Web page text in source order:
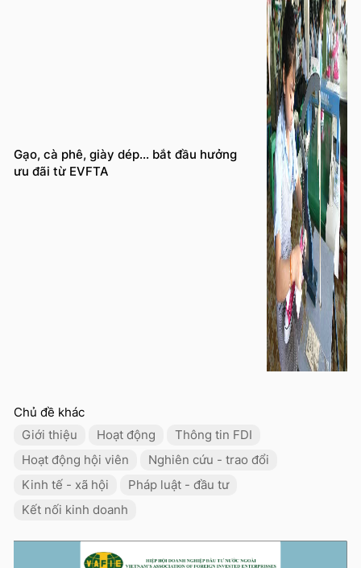
Gạo, cà phê, giày dép… bắt đầu hưởng
ưu đãi từ EVFTA
Chủ đề khác
Giới thiệu
Hoạt động
Thông tin FDI
Hoạt động hội viên
Nghiên cứu - trao đổi
Kinh tế - xã hội
Pháp luật - đầu tư
Kết nối kinh doanh